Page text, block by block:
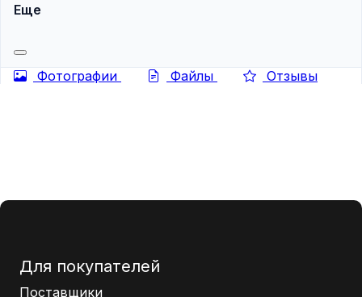
Еще
Фотографии Файлы Отзывы
Для покупателей
Поставщики